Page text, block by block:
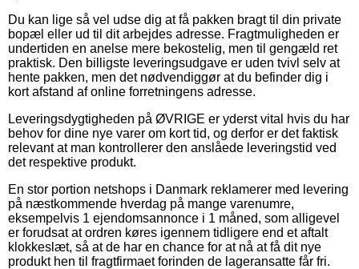
Du kan lige så vel udse dig at få pakken bragt til din private
bopæl eller ud til dit arbejdes adresse. Fragtmuligheden er
undertiden en anelse mere bekostelig, men til gengæld ret
praktisk. Den billigste leveringsudgave er uden tvivl selv at
hente pakken, men det nødvendiggør at du befinder dig i
kort afstand af online forretningens adresse.
Leveringsdygtigheden på ØVRIGE er yderst vital hvis du har
behov for dine nye varer om kort tid, og derfor er det faktisk
relevant at man kontrollerer den anslåede leveringstid ved
det respektive produkt.
En stor portion netshops i Danmark reklamerer med levering
på næstkommende hverdag på mange varenumre,
eksempelvis 1 ejendomsannonce i 1 måned, som alligevel
er forudsat at ordren køres igennem tidligere end et aftalt
klokkeslæt, så at de har en chance for at nå at få dit nye
produkt hen til fragtfirmaet forinden de lageransatte får fri.